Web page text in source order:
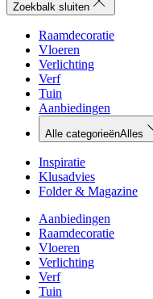
Zoekbalk sluiten
Raamdecoratie
Vloeren
Verlichting
Verf
Tuin
Aanbiedingen
Alle categorieënAlles
Inspiratie
Klusadvies
Folder & Magazine
Aanbiedingen
Raamdecoratie
Vloeren
Verlichting
Verf
Tuin